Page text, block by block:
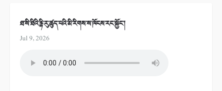
ཐ་སི་ཐིའི་རྙི་རུ་ཚུད་པའི་མི་རིགས་ས་ཁོངས་རང་སྐྱོང་།
Jul 9, 2026